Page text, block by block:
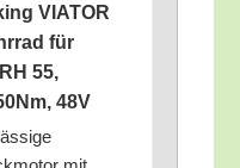
VIATOR
für
55,
48V